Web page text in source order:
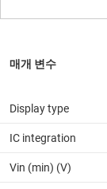
Display type
IC integration
Vin (min) (V)